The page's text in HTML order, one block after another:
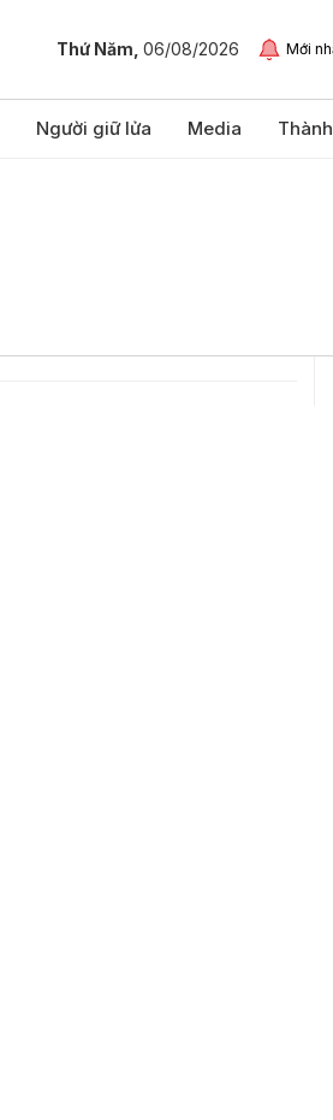
Thứ Năm, 06/08/2026 Mới
Người giữ lửa Media